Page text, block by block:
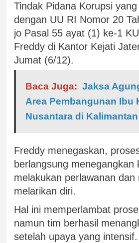
Tindak Pidana Korupsi
dengan UU RI Nomor 20
jo Pasal 55 ayat (1) ke-1
Freddy di Kantor Kejati
Jumat (6/12).
Baca Juga: Jaksa
Area Pembangunan Ibu
Nusantara di
Freddy menegaskan,
berlangsung menegangkan
melakukan perlawanan dan
melarikan diri.
Hal ini memperlambat
namun tim berhasil
setelah upaya yang intensif.